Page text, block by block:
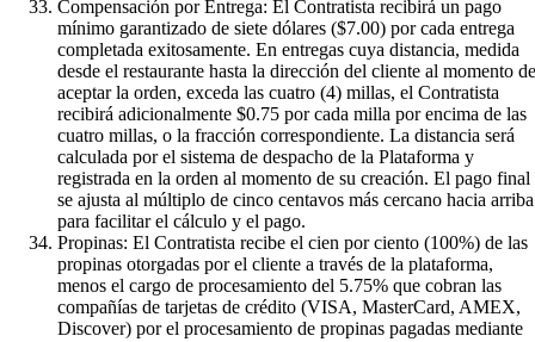
Compensación por Entrega: El Contratista recibirá un pago
mínimo garantizado de siete dólares ($7.00) por cada entrega
completada exitosamente. En entregas cuya distancia, medida
desde el restaurante hasta la dirección del cliente al momento de
aceptar la orden, exceda las cuatro (4) millas, el Contratista
recibirá adicionalmente $0.75 por cada milla por encima de las
cuatro millas, o la fracción correspondiente. La distancia será
calculada por el sistema de despacho de la Plataforma y
registrada en la orden al momento de su creación. El pago final
se ajusta al múltiplo de cinco centavos más cercano hacia arriba
para facilitar el cálculo y el pago.
Propinas: El Contratista recibe el cien por ciento (100%) de las
propinas otorgadas por el cliente a través de la plataforma,
menos el cargo de procesamiento del 5.75% que cobran las
compañías de tarjetas de crédito (VISA, MasterCard, AMEX,
Discover) por el procesamiento de propinas pagadas mediante